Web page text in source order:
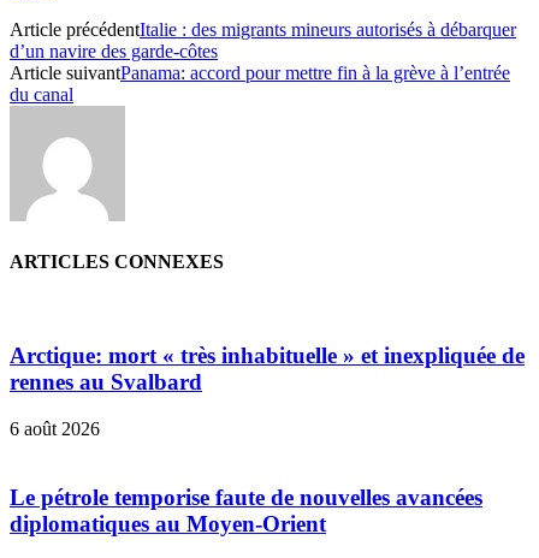
Article précédentItalie : des migrants mineurs autorisés à débarquer
d’un navire des garde-côtes
Article suivantPanama: accord pour mettre fin à la grève à l’entrée
du canal
ARTICLES CONNEXES
Arctique: mort « très inhabituelle » et inexpliquée de
rennes au Svalbard
6 août 2026
Le pétrole temporise faute de nouvelles avancées
diplomatiques au Moyen-Orient